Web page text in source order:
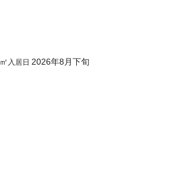
㎡ 入居日 2026年8月下旬